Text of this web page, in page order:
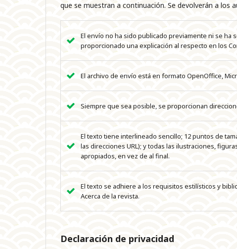
que se muestran a continuación. Se devolverán a los
El envío no ha sido publicado previamente ni se ha
proporcionado una explicación al respecto en los
El archivo de envío está en formato OpenOffice,
Siempre que sea posible, se proporcionan
El texto tiene interlineado sencillo; 12 puntos de
las direcciones URL); y todas las ilustraciones,
apropiados, en vez de al final.
El texto se adhiere a los requisitos estilísticos y
Acerca de la revista.
Declaración de privacidad